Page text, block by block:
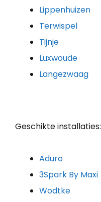
Lippenhuizen
Terwispel
Tijnje
Luxwoude
Langezwaag
Geschikte installaties:
Aduro
3Spark By Maxi
Wodtke